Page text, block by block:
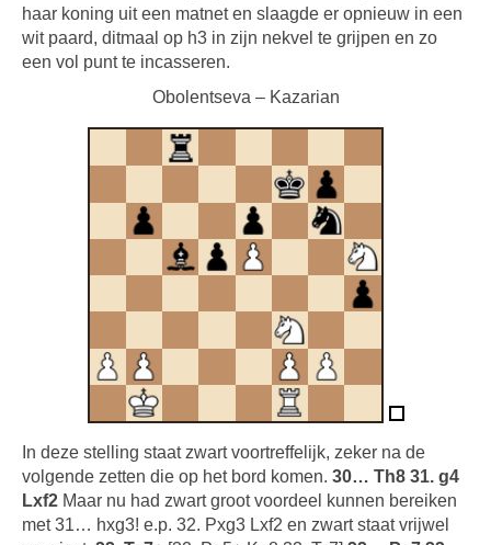
haar koning uit een matnet en slaagde er opnieuw in een
wit paard, ditmaal op h3 in zijn nekvel te grijpen en zo
een vol punt te incasseren.
Obolentseva – Kazarian
In deze stelling staat zwart voortreffelijk, zeker na de
volgende zetten die op het bord komen. 30… Th8 31. g4
Lxf2 Maar nu had zwart groot voordeel kunnen bereiken
met 31… hxg3! e.p. 32. Pxg3 Lxf2 en zwart staat vrijwel